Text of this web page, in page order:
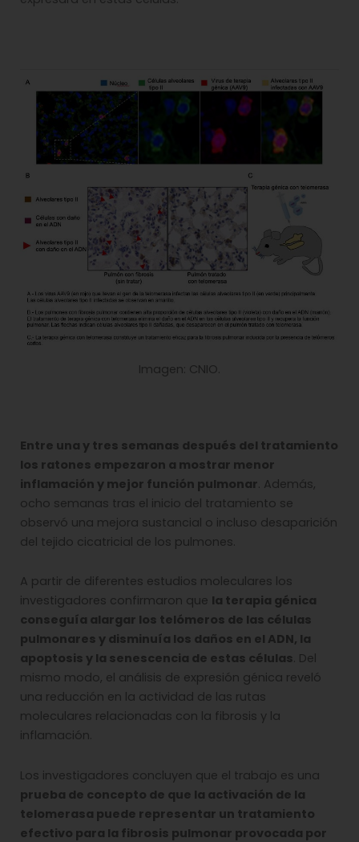
Imagen: CNIO.
Entre una y tres semanas después del tratamiento
los ratones empezaron a mostrar menor
inflamación y mejor función pulmonar. Además,
ocho semanas tras el inicio del tratamiento se
observó una mejora sustancial o incluso desaparición
del tejido cicatricial de los pulmones.
A partir de diferentes estudios moleculares los
investigadores confirmaron que la terapia génica
conseguía alargar los telómeros de las células
pulmonares y disminuía los daños en el ADN, la
apoptosis y la senescencia de estas células. Del
mismo modo, el análisis de expresión génica reveló
una reducción en la actividad de las rutas
moleculares relacionadas con la fibrosis y la
inflamación.
Los investigadores concluyen que el trabajo es una
prueba de concepto de que la activación de la
telomerasa puede representar un tratamiento
efectivo para la fibrosis pulmonar provocada por